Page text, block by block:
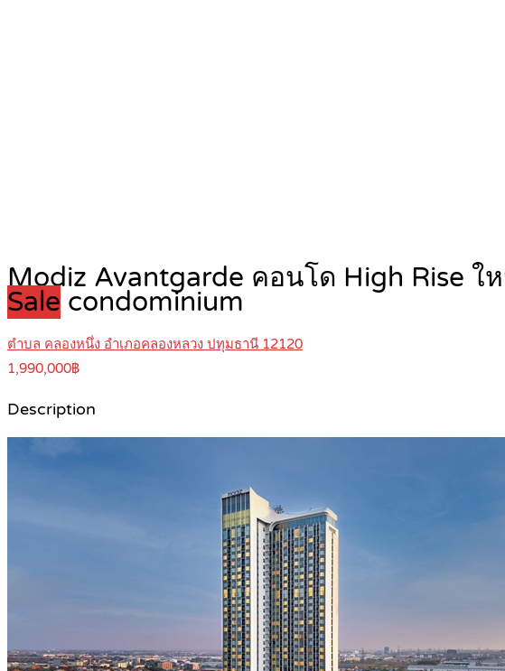
Modiz Avantgarde คอนโด High Rise
Sale condominium
ตำบล คลองหนึ่ง อำเภอคลองหลวง ปทุมธานี 12120
1,990,000฿
Description